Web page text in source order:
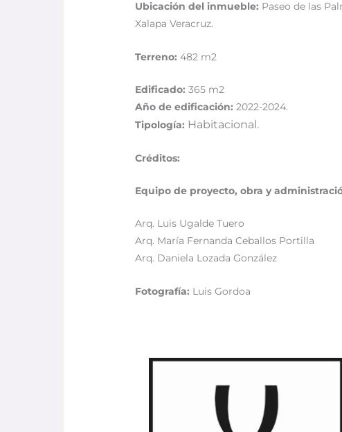
Ubicación del inmueble: Paseo de las
Xalapa Veracruz.
Terreno: 482 m2
Edificado: 365 m2
Año de edificación: 2022-2024.
Tipología: Habitacional.
Créditos:
Equipo de proyecto, obra y
Arq. Luis Ugalde Tuero
Arq. María Fernanda Ceballos Portilla
Arq. Daniela Lozada González
Fotografía: Luis Gordoa